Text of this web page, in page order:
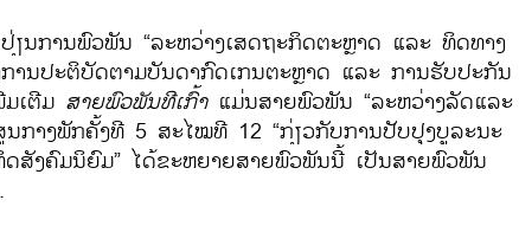
ນ​ການ​ພົວພັນ “ລະຫວ່າງ​ເສດຖະກິດ​ຕະຫຼາດ ​ແລະ ທິດ​ທາງ​
ານ​ປະຕິບັດ​ຕາມ​ບັນດາກົດ​ເກນ​ຕະຫຼາດ ​ແລະ ການ​ຮັບປະກັນ​
ເຕີມ ສາຍພົວພັນ​ທີ​ເກົ້າ ແມ່ນ​ສາຍ​ພົວ​ພັນ “ລະ​ຫວ່າງ​ລັດ​ແລະ​
ກາງ​ພັກ​ຄັ້ງ​ທີ 5 ສະ​ໄໝ​ທີ 12 “ກ່ຽວ​ກັບ​ການ​ປັບປຸງ​ບູລະນະ​
ສັງຄົມ​ນິຍົມ” ​ໄດ້​ຂະ​ຫຍາ​ຍສາຍ​ພົວພັນ​ນີ້ ​ເປັນສາຍ​ພົວພັນ
.